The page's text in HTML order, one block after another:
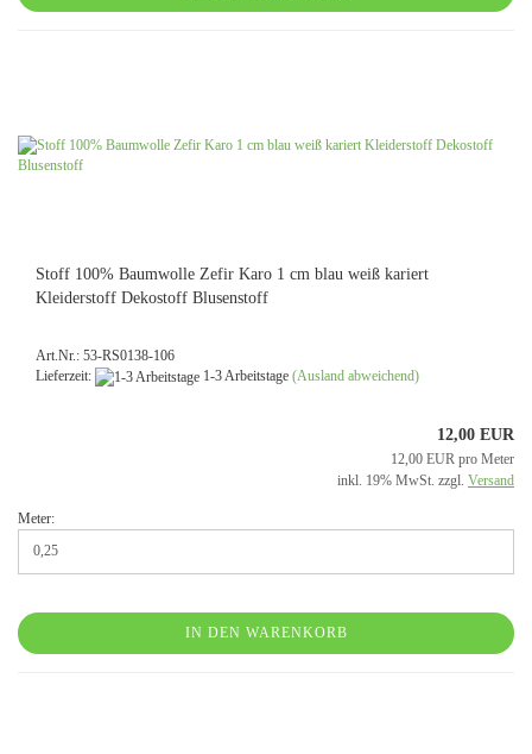
Stoff 100% Baumwolle Zefir Karo 1 cm blau weiß kariert
Kleiderstoff Dekostoff Blusenstoff
Art.Nr.: 53-RS0138-106
Lieferzeit:
1-3 Arbeitstage (Ausland abweichend)
12,00 EUR
12,00 EUR pro Meter
inkl. 19% MwSt. zzgl. Versand
Meter:
IN DEN WARENKORB